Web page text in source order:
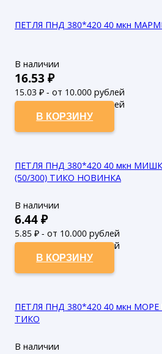
ПЕТЛЯ ПНД 380*420 40 мкн
В наличии
16.53 ₽
15.03 ₽ - от 10.000 рублей
13.66₽ - от 50.000 рублей
В КОРЗИНУ
ПЕТЛЯ ПНД 380*420 40 мкн
(50/300) ТИКО НОВИНКА
В наличии
6.44₽
5.85 ₽ - от 10.000 рублей
5.32₽ - от 50.000 рублей
В КОРЗИНУ
ПЕТЛЯ ПНД 380*420 40 мкн
ТИКО
В наличии